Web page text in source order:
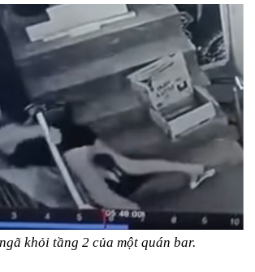
khỏi tầng 2 của một quán bar.